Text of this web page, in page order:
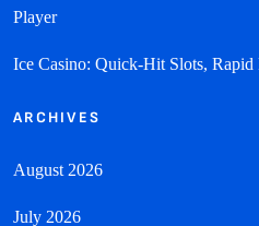
Player
Ice Casino: Quick‑Hit Slots,
ARCHIVES
August 2026
July 2026